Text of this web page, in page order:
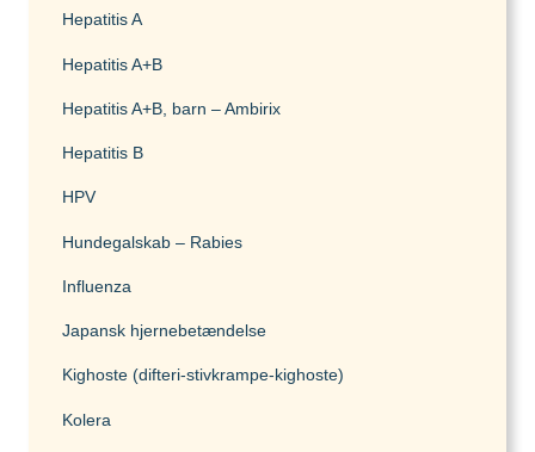
Hepatitis A
Hepatitis A+B
Hepatitis A+B, barn – Ambirix
Hepatitis B
HPV
Hundegalskab – Rabies
Influenza
Japansk hjernebetændelse
Kighoste (difteri-stivkrampe-kighoste)
Kolera